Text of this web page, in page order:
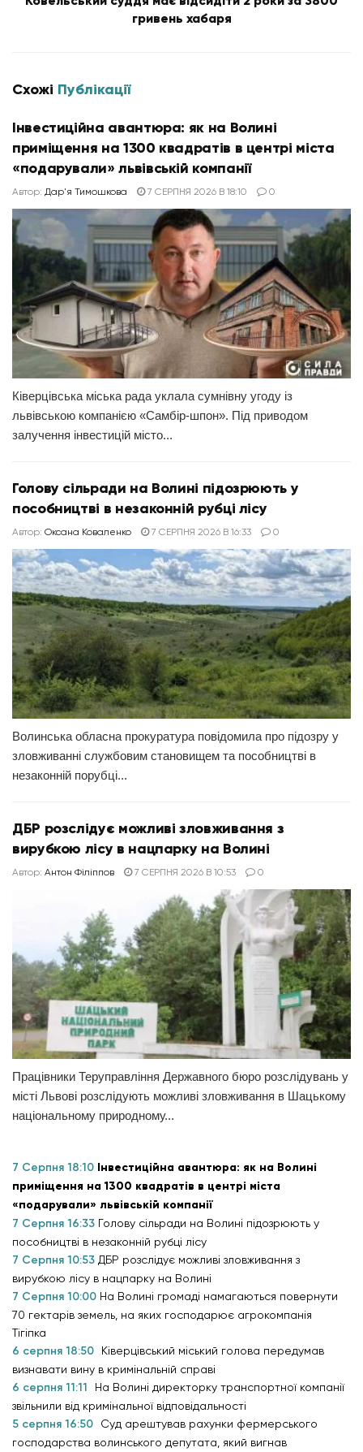
гривень хабаря
Схожі Публікації
Інвестиційна авантюра: як на Волині
приміщення на 1300 квадратів в центрі міста
«подарували» львівській компанії
Автор: Дар'я Тимошкова 7 СЕРПНЯ 2026 В 18:10 0
Ківерцівська міська рада уклала сумнівну угоду із
львівською компанією «Самбір-шпон». Під приводом
залучення інвестицій місто...
Голову сільради на Волині підозрюють у
пособництві в незаконній рубці лісу
Автор: Оксана Коваленко 7 СЕРПНЯ 2026 В 16:33 0
Волинська обласна прокуратура повідомила про підозру у
зловживанні службовим становищем та пособництві в
незаконній порубці...
ДБР розслідує можливі зловживання з
вирубкою лісу в нацпарку на Волині
Автор: Антон Філіппов 7 СЕРПНЯ 2026 В 10:53 0
Працівники Теруправління Державного бюро розслідувань у
місті Львові розслідують можливі зловживання в Шацькому
національному природному...
7 Серпня 18:10 Інвестиційна авантюра: як на Волині
приміщення на 1300 квадратів в центрі міста
«подарували» львівській компанії
7 Серпня 16:33 Голову сільради на Волині підозрюють у
пособництві в незаконній рубці лісу
7 Серпня 10:53 ДБР розслідує можливі зловживання з
вирубкою лісу в нацпарку на Волині
7 Серпня 10:00 На Волині громаді намагаються повернути
70 гектарів земель, на яких господарює агрокомпанія
Тігіпка
6 серпня 18:50
Ківерцівський міський голова передумав
визнавати вину в кримінальній справі
6 серпня 11:11
На Волині директорку транспортної компанії
звільнили від кримінальної відповідальності
5 серпня 16:50
Суд арештував рахунки фермерського
господарства волинського депутата, який вигнав